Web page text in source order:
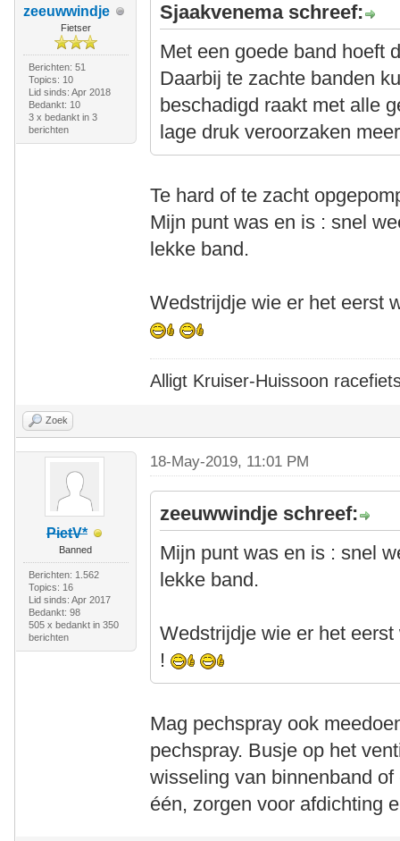
zeeuwwindje
Fietser
Berichten: 51
Topics: 10
Lid sinds: Apr 2018
Bedankt: 10
3 x bedankt in 3
berichten
Sjaakvenema schreef:
Met een goede band hoeft
Daarbij te zachte banden
beschadigd raakt met alle
lage druk veroorzaken
Te hard of te zacht
Mijn punt was en is : snel
lekke band.
Wedstrijdje wie er het eerst
Alligt Kruiser-Huissoon
Zoek
PietV*
Banned
Berichten: 1.562
Topics: 16
Lid sinds: Apr 2017
Bedankt: 98
505 x bedankt in 350
berichten
18-May-2019, 11:01 PM
zeeuwwindje schreef:
Mijn punt was en is : snel
lekke band.
Wedstrijdje wie er het
!
Mag pechspray ook
pechspray. Busje op het
wisseling van binnenband
één, zorgen voor afdichting